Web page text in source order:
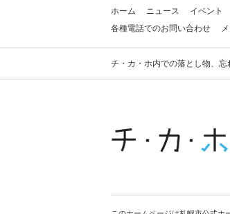
ホーム ニュース イベント
各種電話でのお問い合わせ
チ・カ・ホ内での落とし物、